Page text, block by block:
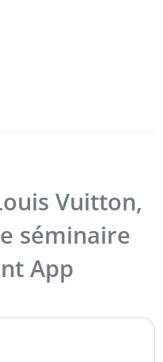
Vuitton,
séminaire
App